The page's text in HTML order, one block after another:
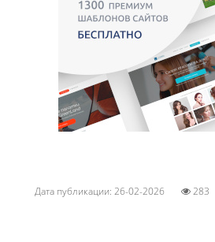
Дата публикации: 26-02-2026 283